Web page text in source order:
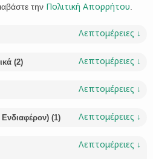
→
την Πολιτική Απορρήτου
Λεπτομέρειες ↓
(2) Λεπτομέρειες ↓
Λεπτομέρειες ↓
(1) Λεπτομέρειες ↓
Λεπτομέρειες ↓